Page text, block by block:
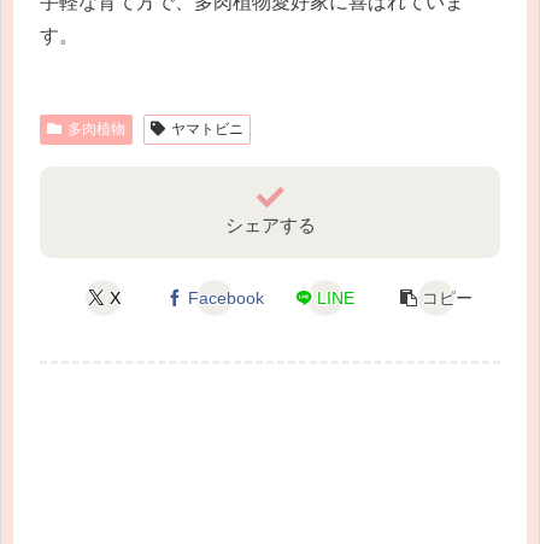
す。
多肉植物 ヤマトビニ
シェアする
X Facebook LINE コピー